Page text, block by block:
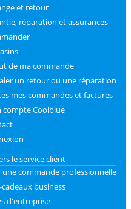
et retour
réparation et assurances
de ma commande
un retour ou une réparation
mes commandes et factures
compte Coolblue
le service client
une commande professionnelle
business
d'entreprise